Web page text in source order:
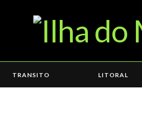
TRANSITO LITORAL